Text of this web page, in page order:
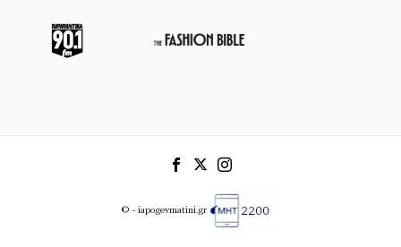
© - iapogevmatini.gr